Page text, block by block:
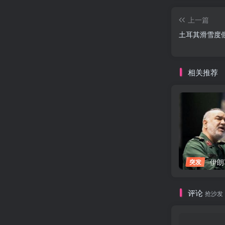
上一篇
土耳其滑雪度
相关推荐
突发 伊朗革命
评论 抢沙发